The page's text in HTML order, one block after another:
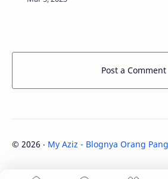
Post a Comment
© 2026 ‧ My Aziz - Blognya Orang